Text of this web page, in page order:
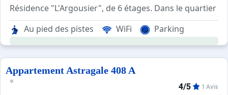
Résidence "L'Argousier", de 6 étages. Dans le quartier
Au pied des pistes
WiFi Parking
Appartement Astragale 408 A
4/5 1 Avis